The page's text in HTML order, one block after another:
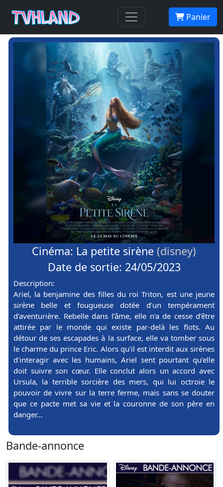
Panier
Cinéma: La petite sirène (disney)
Date de sortie: 24/05/2023
Description:
Ariel, la benjamine des filles du roi Triton, est une jeune
sirène belle et fougueuse dotée d’un tempérament
d’aventurière. Rebelle dans l’âme, elle n’a de cesse d’être
attirée par le monde qui existe par-delà les flots. Au
détour de ses escapades à la surface, elle va tomber sous
le charme du prince Eric. Alors qu'il est interdit aux sirènes
d'interagir avec les humains, Ariel sent pourtant qu’elle
doit suivre son cœur. Elle conclut alors un accord avec
Ursula, la terrible sorcière des mers, qui lui octroie le
pouvoir de vivre sur la terre ferme, mais sans se douter
que ce pacte met sa vie et la couronne de son père en
danger...
Bande-annonce